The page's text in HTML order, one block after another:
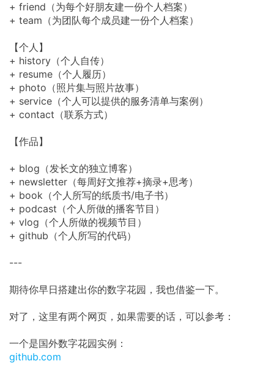
+ friend（为每个好朋友建一份个人档案）
+ team（为团队每个成员建一份个人档案）
【个人】
+ history（个人自传）
+ resume（个人履历）
+ photo（照片集与照片故事）
+ service（个人可以提供的服务清单与案例）
+ contact（联系方式）
【作品】
+ blog（发长文的独立博客）
+ newsletter（每周好文推荐+摘录+思考）
+ book（个人所写的纸质书/电子书）
+ podcast（个人所做的播客节目）
+ vlog（个人所做的视频节目）
+ github（个人所写的代码）
---
期待你早日搭建出你的数字花园，我也借鉴一下。
对了，这里有两个网页，如果需要的话，可以参考：
一个是国外数字花园实例：
github.com